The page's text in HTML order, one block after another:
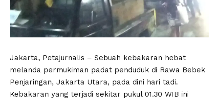
Jakarta, Petajurnalis – Sebuah kebakaran hebat
melanda permukiman padat penduduk di Rawa Bebek
Penjaringan, Jakarta Utara, pada dini hari tadi.
Kebakaran yang terjadi sekitar pukul 01.30 WIB ini